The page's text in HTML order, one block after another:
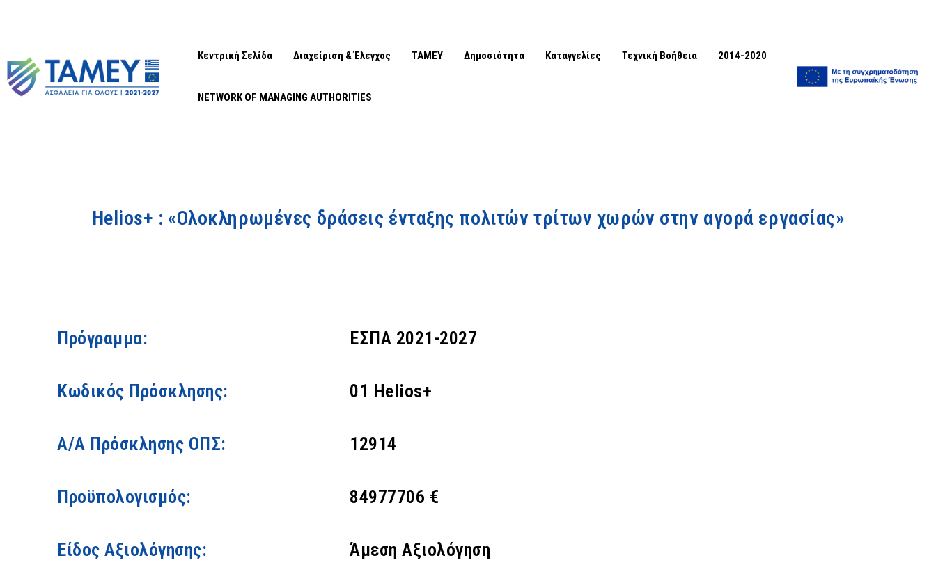
Κεντρική Σελίδα Διαχείριση & Έλεγχος ΤΑΜΕΥ Δημοσιότητα Καταγγελίες Τεχνική Βοήθεια 2014-2020
NETWORK OF MANAGING AUTHORITIES
Helios+ : «Ολοκληρωμένες δράσεις ένταξης πολιτών τρίτων χωρών στην αγορά εργασίας»
Πρόγραμμα: ΕΣΠΑ 2021-2027
Κωδικός Πρόσκλησης: 01 Helios+
Α/Α Πρόσκλησης ΟΠΣ: 12914
Προϋπολογισμός: 84977706 €
Είδος Αξιολόγησης: Άμεση Αξιολόγηση